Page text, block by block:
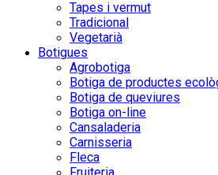
Tapes i vermut
Tradicional
Vegetarià
Botigues
Agrobotiga
Botiga de productes
Botiga de queviures
Botiga on-line
Cansaladeria
Carnisseria
Fleca